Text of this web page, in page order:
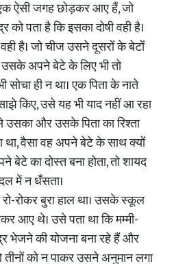
ऐसी जगह छोड़कर आए हैं, जो
पता है कि इसका दोषी वही है।
है। जो चीज उसने दूसरों के बेटों
अपने बेटे के लिए भी तो
ही न था। एक पिता के नाते
उसे यह भी याद नहीं आ रहा
उसका और उसके पिता का रिश्ता
था, वैसा वह अपने बेटे के साथ क्यों
बेटे का दोस्त बना होता, तो शायद
में न धँसता।
रोकर बुरा हाल था। उसके स्कूल
आए थे। उसे पता था कि मम्मी-
भेजने की योजना बना रहे हैं और
को न पाकर उसने अनुमान लगा